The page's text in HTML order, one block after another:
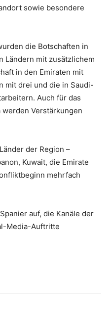
sowie besondere
die Botschaften in
Ländern mit zusätzlichem
in den Emiraten mit
mit drei und die in Saudi-
Auch für das
Verstärkungen
der Region –
Kuwait, die Emirate
mehrfach
auf, die Kanäle der
Media-Auftritte